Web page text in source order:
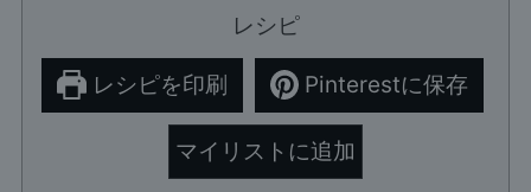
レシピ
レシピを印刷 Pinterestに保存
マイリストに追加